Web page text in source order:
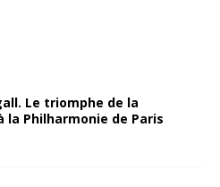
Le triomphe de la
la Philharmonie de Paris